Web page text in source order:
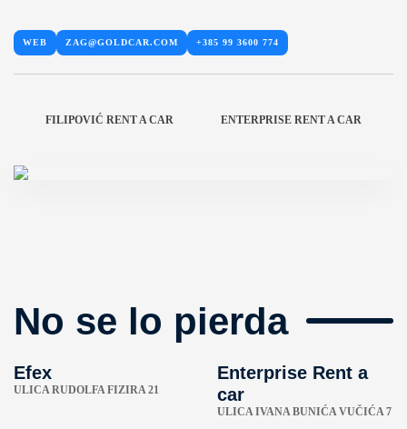
WEB ZAG@GOLDCAR.COM +385 99 3600 774
FILIPOVIĆ RENT A CAR ENTERPRISE RENT A CAR
No se lo pierda
Efex
ULICA RUDOLFA FIZIRA 21
Enterprise Rent a
car
ULICA IVANA BUNIĆA VUČIĆA 7